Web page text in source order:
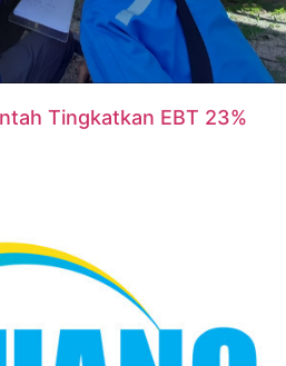
Tingkatkan EBT 23%